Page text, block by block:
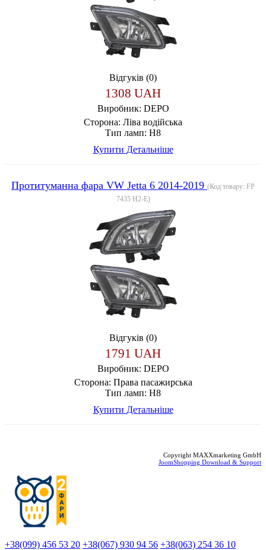
Відгуків (0)
1308 UAH
Виробник: DEPO
Сторона: Ліва водійська
Тип ламп: H8
Купити Детальніше
Протитуманна фара VW Jetta 6 2014-2019 (Код товару: FP
7435 H2-E)
Відгуків (0)
1791 UAH
Виробник: DEPO
Сторона: Права пасажирська
Тип ламп: H8
Купити Детальніше
Copyright MAXXmarketing GmbH
JoomShopping Download & Support
+38(099) 456 53 20 +38(067) 930 94 56 +38(063) 254 36 10